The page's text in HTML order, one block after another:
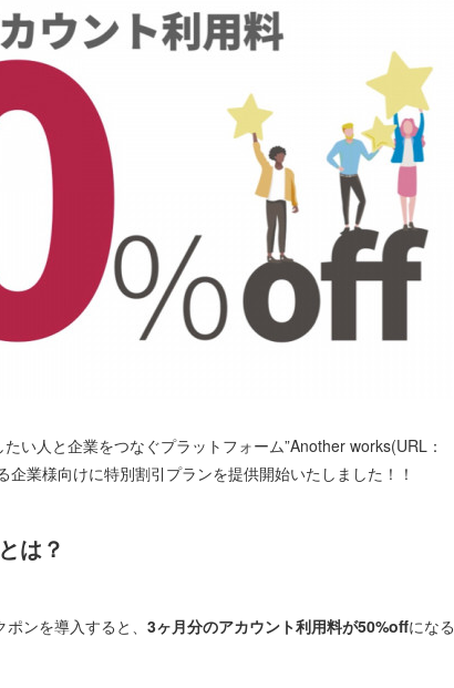
い人と企業をつなぐプラットフォーム”Another works(URL：
業様向けに特別割引プランを提供開始いたしました！！
は？
ンを導入すると、 3ヶ月分のアカウント利用料が50%offになる